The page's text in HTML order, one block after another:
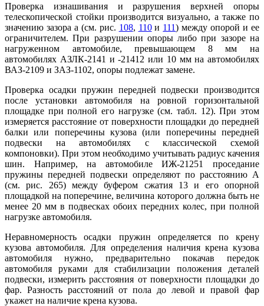
Проверка изнашивания и разрушения верхней опоры
телескопической стойки производится визуально, а также по
значению зазора а (см. рис. 108, 110и 111) между опорой и ее
ограничителем. При разрушении опоры либо при зазоре на
нагруженном автомобиле, превышающем 8 мм на
автомобилях АЗЛК-2141 и -21412 или 10 мм на автомобилях
ВАЗ-2109 и ЗАЗ-1102, опоры подлежат замене.
Проверка осадки пружин передней подвески производится
после установки автомобиля на ровной горизонтальной
площадке при полной его нагрузке (см. табл. 12). При этом
измеряется расстояние от поверхности площадки до передней
балки или поперечины кузова (или поперечины передней
подвески на автомобилях с классической схемой
компоновки). При этом необходимо учитывать радиус качения
шин. Например, на автомобиле ИЖ-21251 проседание
пружины передней подвески определяют по расстоянию А
(см. рис. 265) между буфером сжатия 13 и его опорной
площадкой на поперечине, величина которого должна быть не
менее 20 мм в подвесках обоих передних колес, при полной
нагрузке автомобиля.
Неравномерность осадки пружин определяется по крену
кузова автомобиля. Для определения наличия крена кузова
автомобиля нужно, предварительно покачав передок
автомобиля руками для стабилизации положения деталей
подвески, измерить расстояния от поверхности площадки до
фар. Разность расстояний от пола до левой и правой фар
укажет на наличие крена кузова.